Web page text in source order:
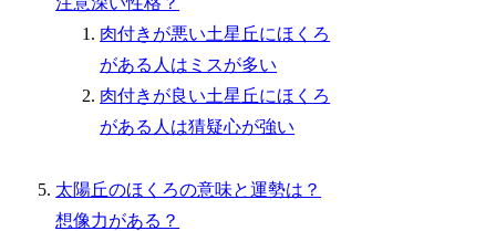
肉付きが悪い土星丘にほくろ
がある人はミスが多い
肉付きが良い土星丘にほくろ
がある人は猜疑心が強い
太陽丘のほくろの意味と運勢は？
想像力がある？